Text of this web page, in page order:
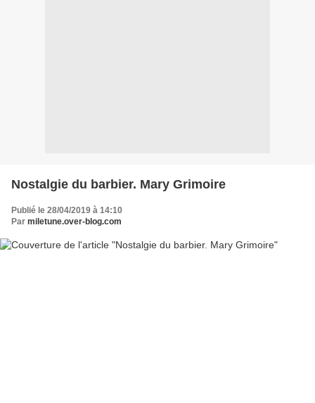
Nostalgie du barbier. Mary Grimoire
Publié le 28/04/2019 à 14:10
Par miletune.over-blog.com